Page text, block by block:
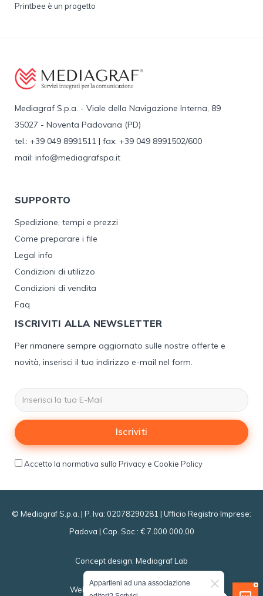
Printbee è un progetto
Mediagraf S.p.a. - Viale della Navigazione Interna, 89
35027 - Noventa Padovana (PD)
tel.: +39 049 8991511 | fax: +39 049 8991502/600
mail: info@mediagrafspa.it
SUPPORTO
Spedizione, tempi e prezzi
Come preparare i file
Legal info
Condizioni di utilizzo
Condizioni di vendita
Faq
ISCRIVITI ALLA NEWSLETTER
Per rimanere sempre aggiornato sulle nostre offerte e
novità, inserisci il tuo indirizzo e-mail nel form.
Iscriviti
Accetto la normativa sulla Privacy e Cookie Policy
© Mediagraf S.p.a. | P. Iva: 02078290281 | Ufficio Registro Imprese:
Padova | Cap. Soc.: € 7.000.000,00
Concept design: Mediagraf Lab
Website powered by
Appartieni ad una associazione